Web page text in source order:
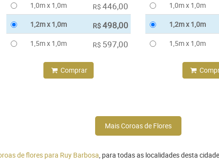
1,0m x 1,0m
R$ 446,00
1,2m x 1,0m R$498,00
1,5m x 1,0m R$ 597,00
Comprar
1,0m x 1,0m
1,2m x 1,0m
1,5m x 1,0m
Mais Coroas de Flores
de flores para Ruy Barbosa, para todas as localidades desta